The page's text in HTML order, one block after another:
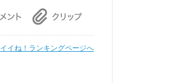
イイね！ランキングページへ